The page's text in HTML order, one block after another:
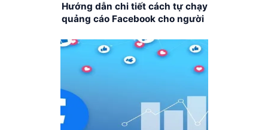
Hướng dẫn chi tiết cách tự chạy
quảng cáo Facebook cho người